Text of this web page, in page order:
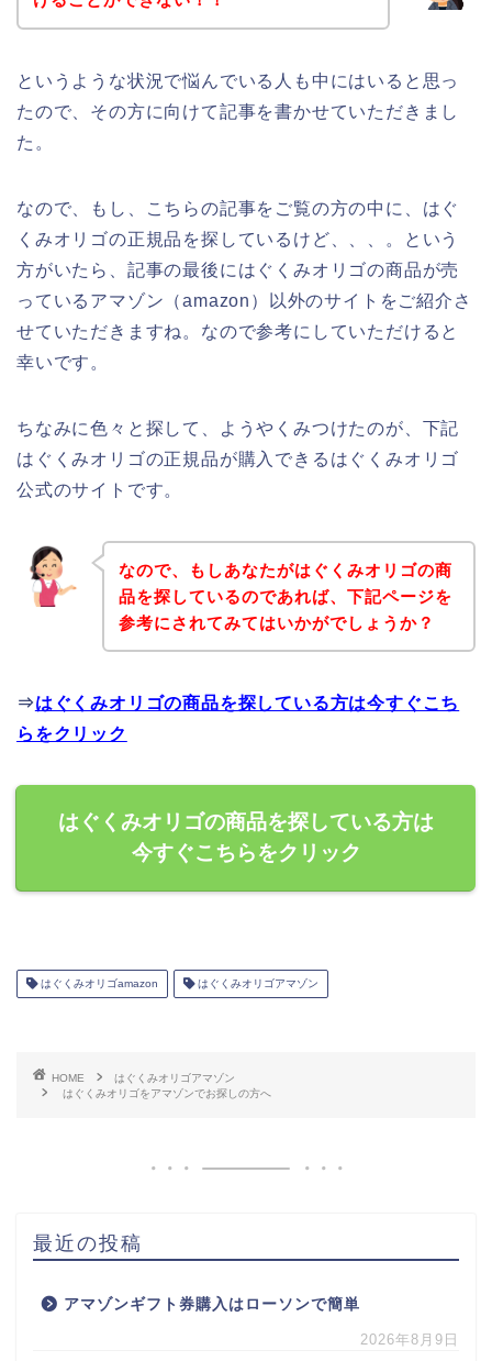
というような状況で悩んでいる人も中にはいると思っ
たので、その方に向けて記事を書かせていただきまし
た。
なので、もし、こちらの記事をご覧の方の中に、はぐ
くみオリゴの正規品を探しているけど、、、。という
方がいたら、記事の最後にはぐくみオリゴの商品が売
っているアマゾン（amazon）以外のサイトをご紹介さ
せていただきますね。なので参考にしていただけると
幸いです。
ちなみに色々と探して、ようやくみつけたのが、下記
はぐくみオリゴの正規品が購入できるはぐくみオリゴ
公式のサイトです。
なので、もしあなたがはぐくみオリゴの商
品を探しているのであれば、下記ページを
参考にされてみてはいかがでしょうか？
⇒はぐくみオリゴの商品を探している方は今すぐこち
らをクリック
はぐくみオリゴの商品を探している方は
今すぐこちらをクリック
はぐくみオリゴamazon はぐくみオリゴアマゾン
HOME
はぐくみオリゴアマゾン
はぐくみオリゴをアマゾンでお探しの方へ
最近の投稿
アマゾンギフト券購入はローソンで簡単
2026年8月9日